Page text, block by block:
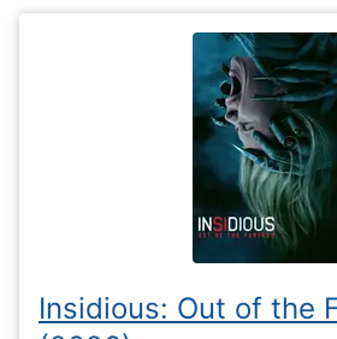
Insidious: Out of the